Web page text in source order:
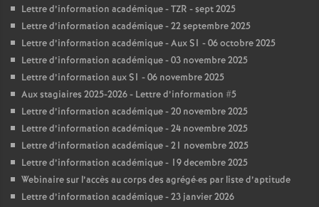
Lettre d’information académique - TZR - sept 2025
Lettre d’information académique - 22 septembre 2025
Lettre d’information académique - Aux S1 - 06 octobre 2025
Lettre d’information académique - 03 novembre 2025
Lettre d’information aux S1 - 06 novembre 2025
Aux stagiaires 2025-2026 - Lettre d’information #5
Lettre d’information académique - 20 novembre 2025
Lettre d’information académique - 24 novembre 2025
Lettre d’information académique - 21 novembre 2025
Lettre d’information académique - 19 decembre 2025
Webinaire sur l’accès au corps des agrégé·es par liste d’aptitude
Lettre d’information académique - 23 janvier 2026